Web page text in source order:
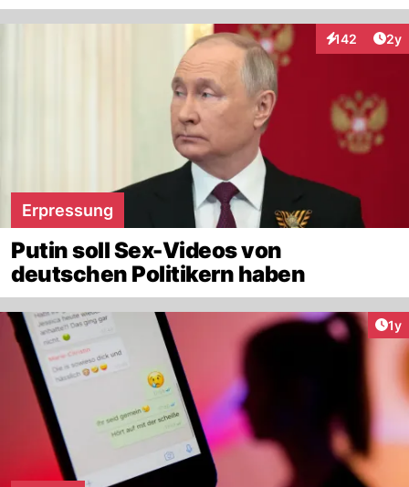
142
Interaktionen
2y
Erpressung
Putin soll Sex-Videos von
deutschen Politikern haben
1y